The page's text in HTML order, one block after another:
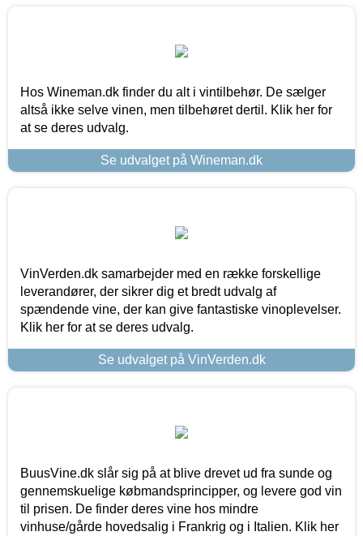
Hos Wineman.dk finder du alt i vintilbehør. De sælger
altså ikke selve vinen, men tilbehøret dertil. Klik her for
at se deres udvalg.
Se udvalget på Wineman.dk
VinVerden.dk samarbejder med en række forskellige
leverandører, der sikrer dig et bredt udvalg af
spændende vine, der kan give fantastiske vinoplevelser.
Klik her for at se deres udvalg.
Se udvalget på VinVerden.dk
BuusVine.dk slår sig på at blive drevet ud fra sunde og
gennemskuelige købmandsprincipper, og levere god vin
til prisen. De finder deres vine hos mindre
vinhuse/gårde hovedsalig i Frankrig og i Italien. Klik her